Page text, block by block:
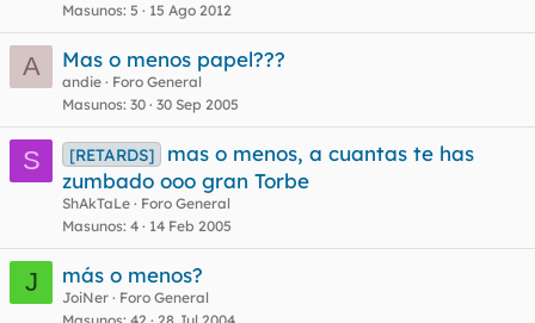
a
Masunos 5 15 Ago 2012
A Mas o menos papel???
andie
Foro General
Masunos 30 30 Sep 2005
S [RETARDS]
mas o menos, a cuantas te has
zumbado ooo gran Torbe
ShAkTaLe
Foro General
Masunos 4 14 Feb 2005
J más o menos?
JoiNer
Foro General